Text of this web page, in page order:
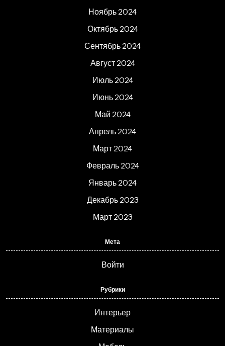
Ноябрь 2024
Октябрь 2024
Сентябрь 2024
Август 2024
Июль 2024
Июнь 2024
Май 2024
Апрель 2024
Март 2024
Февраль 2024
Январь 2024
Декабрь 2023
Март 2023
Мета
Войти
Рубрики
Интерьер
Материалы